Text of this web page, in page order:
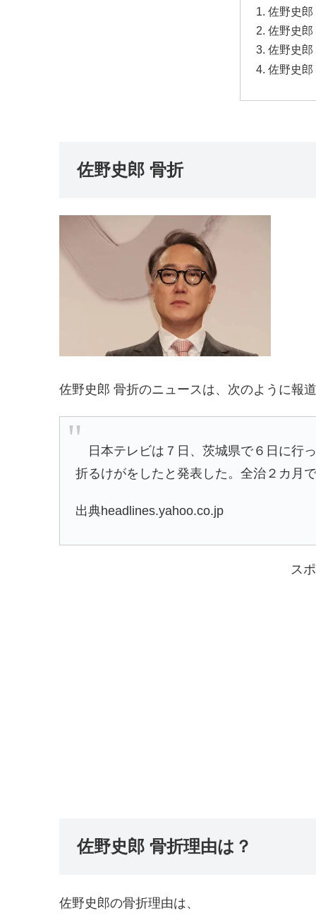
佐野史郎
佐野史郎
佐野史郎
佐野史
佐野史郎 骨折
佐野史郎 骨折のニュースは、次のように報
日本テレビは７日、茨城県で６日に行
折るけがをしたと発表した。全治２カ月
出典headlines.yahoo.co.jp
ス
佐野史郎 骨折理由は？
佐野史郎の骨折理由は、